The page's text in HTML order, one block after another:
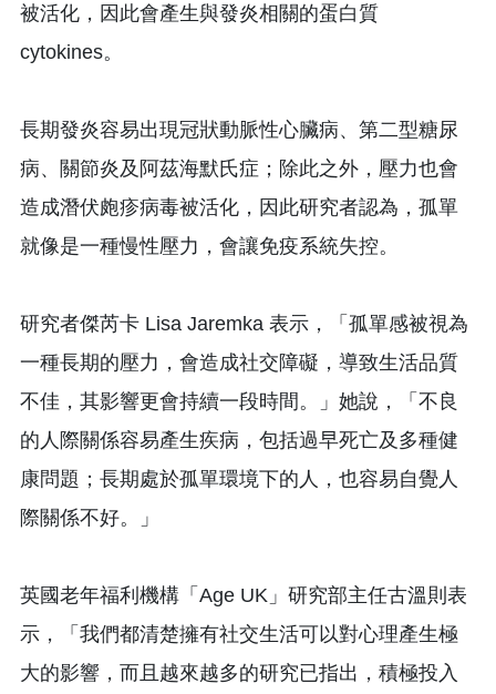
被活化，因此會產生與發炎相關的蛋白質
cytokines。
長期發炎容易出現冠狀動脈性心臟病、第二型糖尿
病、關節炎及阿茲海默氏症；除此之外，壓力也會
造成潛伏皰疹病毒被活化，因此研究者認為，孤單
就像是一種慢性壓力，會讓免疫系統失控。
研究者傑芮卡 Lisa Jaremka 表示，「孤單感被視為
一種長期的壓力，會造成社交障礙，導致生活品質
不佳，其影響更會持續一段時間。」她說，「不良
的人際關係容易產生疾病，包括過早死亡及多種健
康問題；長期處於孤單環境下的人，也容易自覺人
際關係不好。」
英國老年福利機構「Age UK」研究部主任古溫則表
示，「我們都清楚擁有社交生活可以對心理產生極
大的影響，而且越來越多的研究已指出，積極投入